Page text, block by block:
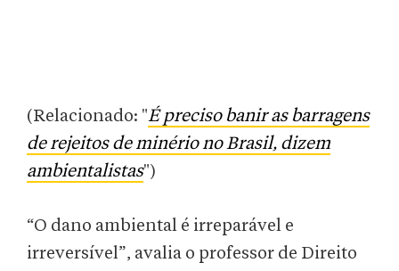
(Relacionado: "É preciso banir as barragens
de rejeitos de minério no Brasil, dizem
ambientalistas")
“O dano ambiental é irreparável e
irreversível”, avalia o professor de Direito